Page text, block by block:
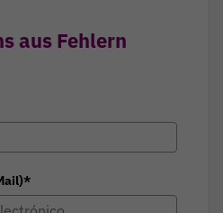
aus Fehlern